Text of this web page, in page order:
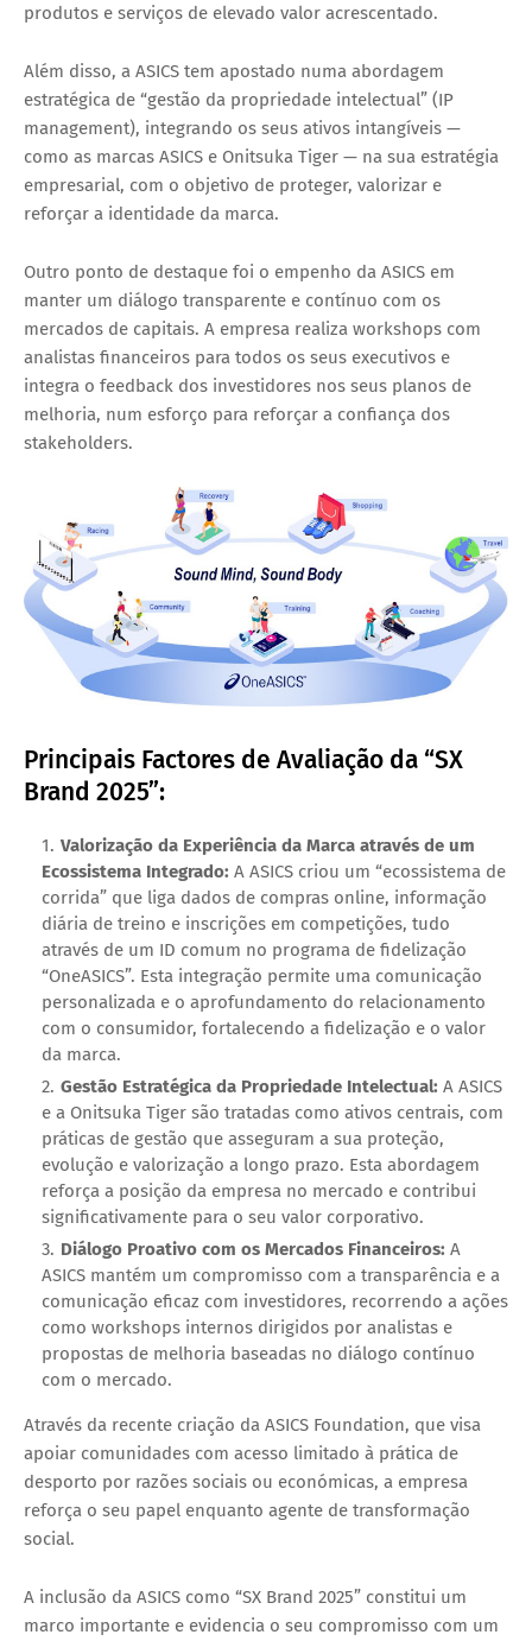
produtos e serviços de elevado valor acrescentado.
Além disso, a ASICS tem apostado numa abordagem
estratégica de “gestão da propriedade intelectual” (IP
management), integrando os seus ativos intangíveis —
como as marcas ASICS e Onitsuka Tiger — na sua estratégia
empresarial, com o objetivo de proteger, valorizar e
reforçar a identidade da marca.
Outro ponto de destaque foi o empenho da ASICS em
manter um diálogo transparente e contínuo com os
mercados de capitais. A empresa realiza workshops com
analistas financeiros para todos os seus executivos e
integra o feedback dos investidores nos seus planos de
melhoria, num esforço para reforçar a confiança dos
stakeholders.
Principais Factores de Avaliação da “SX
Brand 2025”:
Valorização da Experiência da Marca através de um
Ecossistema Integrado: A ASICS criou um “ecossistema de
corrida” que liga dados de compras online, informação
diária de treino e inscrições em competições, tudo
através de um ID comum no programa de fidelização
“OneASICS”. Esta integração permite uma comunicação
personalizada e o aprofundamento do relacionamento
com o consumidor, fortalecendo a fidelização e o valor
da marca.
Gestão Estratégica da Propriedade Intelectual: A ASICS
e a Onitsuka Tiger são tratadas como ativos centrais, com
práticas de gestão que asseguram a sua proteção,
evolução e valorização a longo prazo. Esta abordagem
reforça a posição da empresa no mercado e contribui
significativamente para o seu valor corporativo.
Diálogo Proativo com os Mercados Financeiros: A
ASICS mantém um compromisso com a transparência e a
comunicação eficaz com investidores, recorrendo a ações
como workshops internos dirigidos por analistas e
propostas de melhoria baseadas no diálogo contínuo
com o mercado.
Através da recente criação da ASICS Foundation, que visa
apoiar comunidades com acesso limitado à prática de
desporto por razões sociais ou económicas, a empresa
reforça o seu papel enquanto agente de transformação
social.
A inclusão da ASICS como “SX Brand 2025” constitui um
marco importante e evidencia o seu compromisso com um